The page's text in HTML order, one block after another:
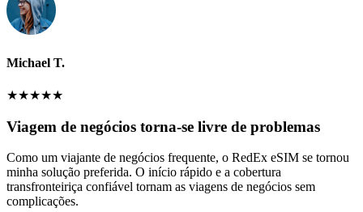
Michael T.
★★★★★
Viagem de negócios torna-se livre de problemas
Como um viajante de negócios frequente, o RedEx eSIM se tornou
minha solução preferida. O início rápido e a cobertura
transfronteiriça confiável tornam as viagens de negócios sem
complicações.